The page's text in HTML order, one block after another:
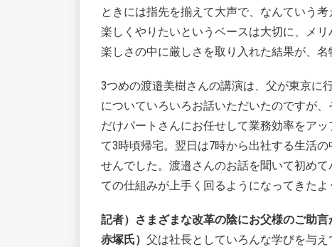
ときには指先を揃えて大声で、なんていう
楽しくやりたいというベースは大切に、メ
楽しさの中に厳しさを取り入れた結果が、
3つめの渡邉美樹さんの講演は、父が東京に
についていろいろお話いただいたのですが
だけパートさんにお任せして業務効率をア
て3時頃帰宅。翌日は7時から出社する生活
せんでした。渡邉さんのお話を聞いて初め
ての仕組みが上手く回るようになってきたよ
記者）さまざまな改革の陰にお父様のご助
赤塚氏） 父は社長としていろんな学びを与